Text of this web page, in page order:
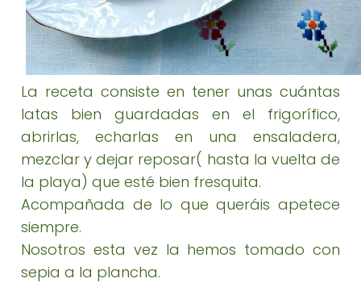
La receta consiste en tener unas cuántas
latas bien guardadas en el frigorífico,
abrirlas, echarlas en una ensaladera,
mezclar y dejar reposar( hasta la vuelta de
la playa) que esté bien fresquita.
Acompañada de lo que queráis apetece
siempre.
Nosotros esta vez la hemos tomado con
sepia a la plancha.